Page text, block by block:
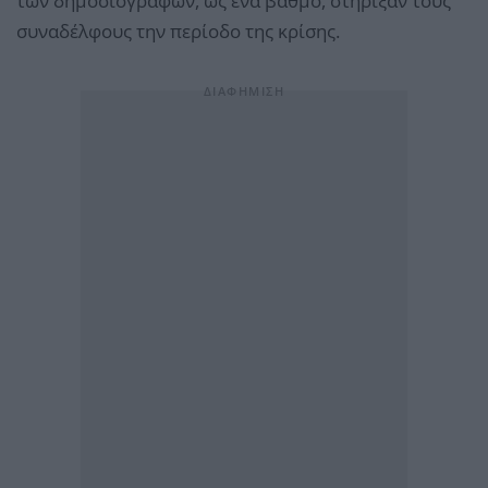
συναδέλφους την περίοδο της κρίσης.